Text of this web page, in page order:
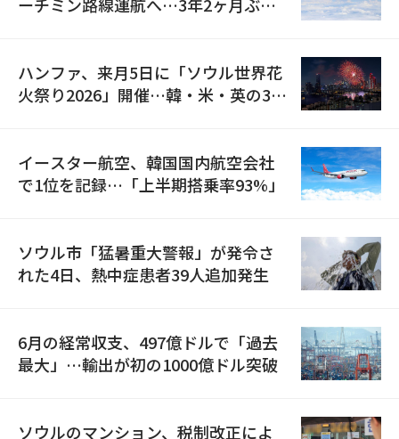
ハンファ、来月5日に「ソウル世界花
火祭り2026」開催…韓・米・英の3カ
イースター航空、韓国国内航空会社
で1位を記録…「上半期搭乗率93%」
ソウル市「猛暑重大警報」が発令さ
れた4日、熱中症患者39人追加発生
6月の経常収支、497億ドルで「過去
最大」…輸出が初の1000億ドル突破
ソウルのマンション、税制改正によ